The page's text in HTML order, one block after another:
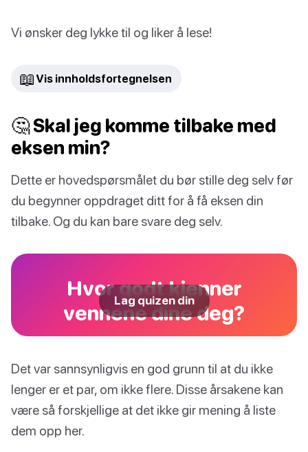
Vi ønsker deg lykke til og liker å lese!
📖 Vis innholdsfortegnelsen
🤔 Skal jeg komme tilbake med
eksen min?
Dette er hovedspørsmålet du bør stille deg selv før
du begynner oppdraget ditt for å få eksen din
tilbake. Og du kan bare svare deg selv.
Hvor godt kjenner
vennene dine deg?
Lag quizen din
Det var sannsynligvis en god grunn til at du ikke
lenger er et par, om ikke flere. Disse årsakene kan
være så forskjellige at det ikke gir mening å liste
dem opp her.